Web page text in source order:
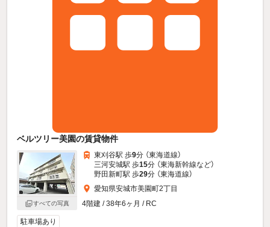
ベルツリー美園の賃貸物件
すべての写真
東刈谷駅 歩9分 （東海道線）
三河安城駅 歩15分 （東海新幹線など）
野田新町駅 歩29分 （東海道線）
愛知県安城市美園町2丁目
4階建 / 38年6ヶ月 / RC
駐車場あり